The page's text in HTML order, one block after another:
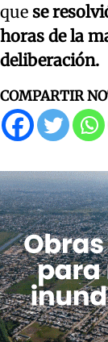
que se
horas de la
deliberación.
COMPARTIR